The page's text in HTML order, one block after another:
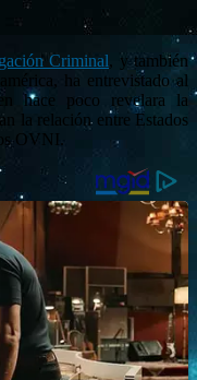
Criminal, y también
ha entrevistado al
hace poco revelara la
la relación entre Estados
OVNI.